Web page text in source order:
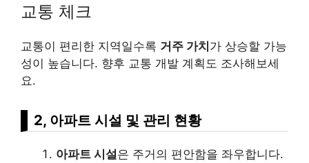
교통 체크
교통이 편리한 지역일수록 거주 가치가 상승할 가능
성이 높습니다. 향후 교통 개발 계획도 조사해보세
요.
2, 아파트 시설 및 관리 현황
아파트 시설은 주거의 편안함을 좌우합니다.